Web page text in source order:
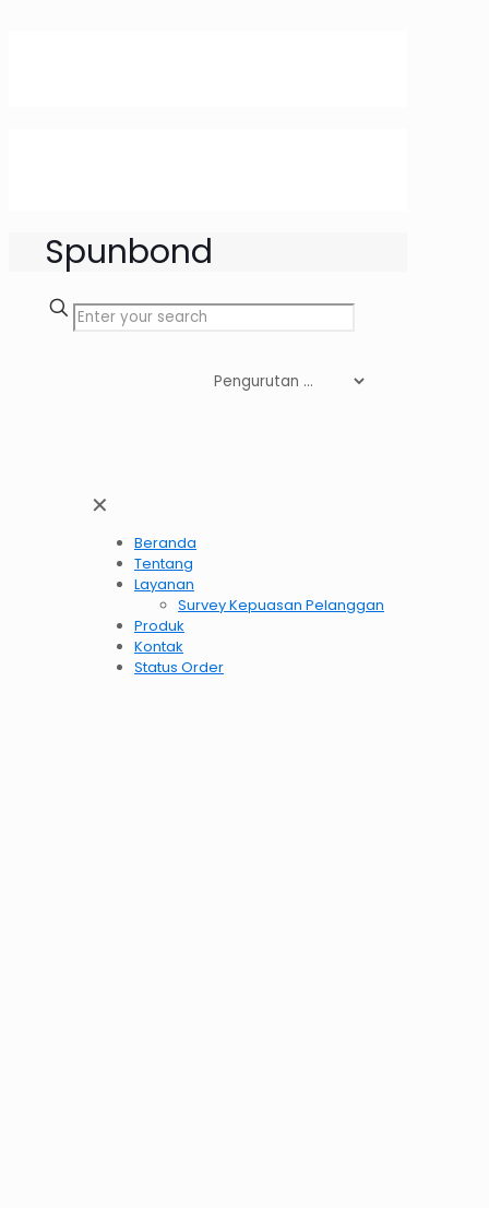
✕
Beranda
Tentang
Layanan
Survey Kepuasan Pelanggan
Produk
Kontak
Status Order
Spunbond